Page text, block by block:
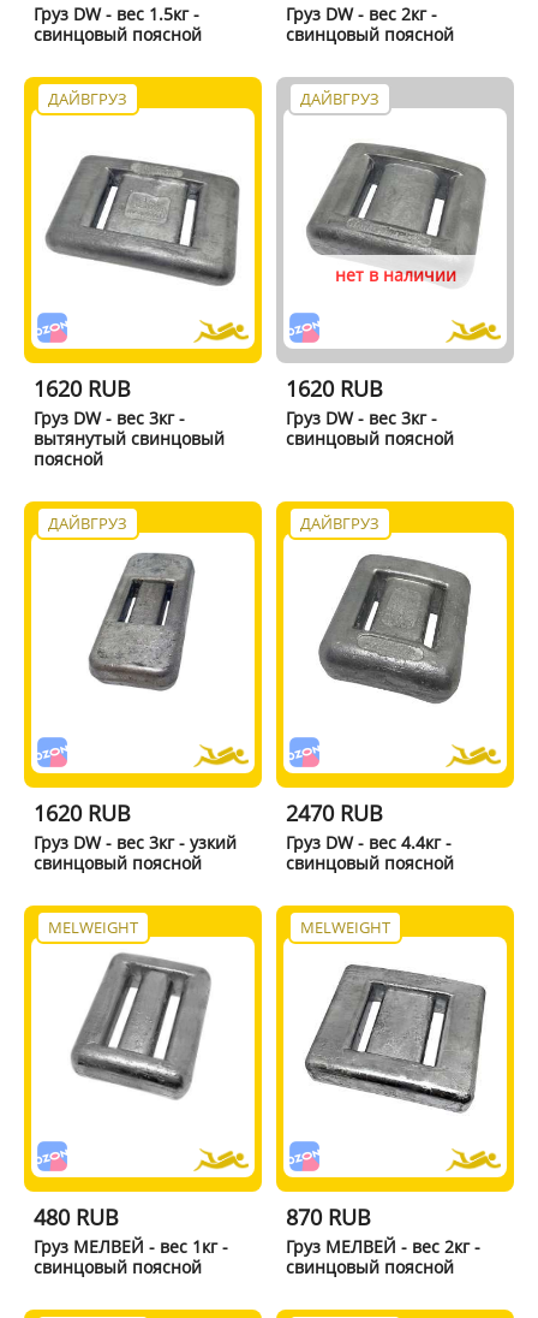
Груз DW - вес 1.5кг -
свинцовый поясной
Груз DW - вес 2кг -
свинцовый поясной
ДАЙВГРУЗ
1620 RUB
Груз DW - вес 3кг -
вытянутый свинцовый
поясной
ДАЙВГРУЗ
нет в наличии
1620 RUB
Груз DW - вес 3кг -
свинцовый поясной
ДАЙВГРУЗ
1620 RUB
Груз DW - вес 3кг - узкий
свинцовый поясной
ДАЙВГРУЗ
2470 RUB
Груз DW - вес 4.4кг -
свинцовый поясной
MELWEIGHT
480 RUB
Груз МЕЛВЕЙ - вес 1кг -
свинцовый поясной
MELWEIGHT
870 RUB
Груз МЕЛВЕЙ - вес 2кг -
свинцовый поясной